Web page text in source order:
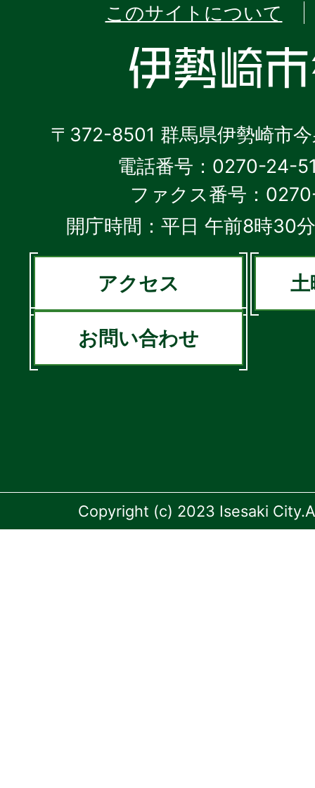
このサイトについて
〒372-8501 群馬県伊勢崎市
電話番号：0270-24-
ファクス番号：
開庁時間：平日 午前8時30
アクセス 土
お問い合わせ
Copyright (c) 2023 Isesaki